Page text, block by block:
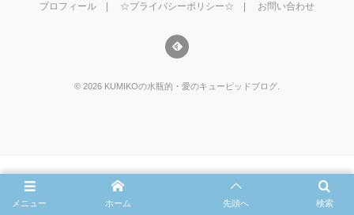
プロフィール ☆プライバシーポリシー☆ お問い合わせ
© 2026 KUMIKOの水瓶的・愛のキューピッドブログ
メニュー 検索
ホーム 先頭へ